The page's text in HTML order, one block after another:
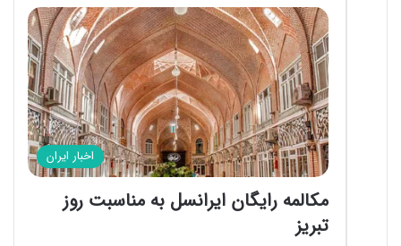
اخبار ایران
مکالمه رایگان ایرانسل به مناسبت روز
تبریز